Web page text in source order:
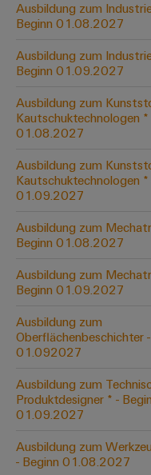
Segmente
der
und
Fabrikautomation
Öl
&
Sicherer
Betrieb
mit
Lösungen
für
Prozessindustrie
Mehr
Ressourceneffizienz
durch
Lösungen
die
Herausforderungen
Automation
Software
Industrial
Industrial
Automation
Industrial
IoT
Industrial
Security
Industrial
Service
Platform
easyConnect
Regler
&
Software
I/O-
Systeme
Industrial
Ethernet
Touch-
Panels
Engineering-
Energiemessung
und
Smart
Metering
Weidmüller
und
Ersatzteile
Trainings
Webinare
PSIRT
Digitale
eShop
OCI-
EDI-
Schnittstelle
ALLE
SERVICES
Partner
Netzwerk
IIoT
Automation
Solution
finden
Solution
Partner
-
Messen
&
Globale
Messen
&
Events
Workshops
für
Schulklassen
Ausbildung zum
Beginn 01.08.2027
Ausbildung zum
Beginn 01.09.2027
Ausbildung zum
Kautschuktechnologen *
01.08.2027
Ausbildung zum
Kautschuktechnologen *
01.09.2027
Ausbildung zum
Beginn 01.08.2027
Ausbildung zum
Beginn 01.09.2027
Ausbildung zum
Oberflächenbeschichter
01.092027
Ausbildung zum
Produktdesigner * -
01.09.2027
Ausbildung zum
- Beginn 01.08.2027